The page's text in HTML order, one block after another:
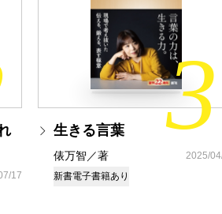
17
3
生きる言葉
俵万智／著
2025/
新書電子書籍あり